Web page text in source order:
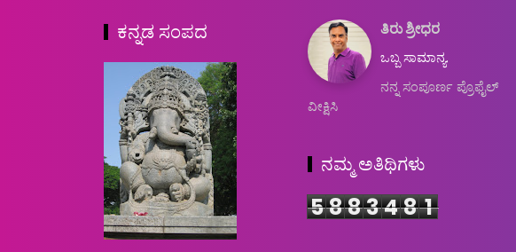
ಕನ್ನಡ ಸಂಪದ ತಿರು ಶ್ರೀಧರ
ಒಬ್ಬ ಸಾಮಾನ್ಯ.
ನನ್ನ ಸಂಪೂರ್ಣ ಪ್ರೊಫೈಲ್
ವೀಕ್ಷಿಸಿ
ನಮ್ಮ ಅತಿಥಿಗಳು
588348 1